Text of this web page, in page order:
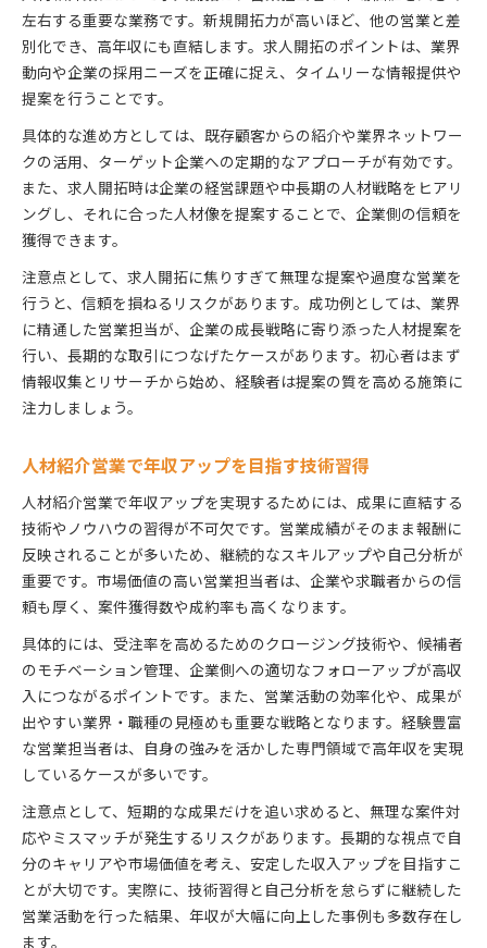
左右する重要な業務です。新規開拓力が高いほど、他の営業と差
別化でき、高年収にも直結します。求人開拓のポイントは、業界
動向や企業の採用ニーズを正確に捉え、タイムリーな情報提供や
提案を行うことです。
具体的な進め方としては、既存顧客からの紹介や業界ネットワー
クの活用、ターゲット企業への定期的なアプローチが有効です。
また、求人開拓時は企業の経営課題や中長期の人材戦略をヒアリ
ングし、それに合った人材像を提案することで、企業側の信頼を
獲得できます。
注意点として、求人開拓に焦りすぎて無理な提案や過度な営業を
行うと、信頼を損ねるリスクがあります。成功例としては、業界
に精通した営業担当が、企業の成長戦略に寄り添った人材提案を
行い、長期的な取引につなげたケースがあります。初心者はまず
情報収集とリサーチから始め、経験者は提案の質を高める施策に
注力しましょう。
人材紹介営業で年収アップを目指す技術習得
人材紹介営業で年収アップを実現するためには、成果に直結する
技術やノウハウの習得が不可欠です。営業成績がそのまま報酬に
反映されることが多いため、継続的なスキルアップや自己分析が
重要です。市場価値の高い営業担当者は、企業や求職者からの信
頼も厚く、案件獲得数や成約率も高くなります。
具体的には、受注率を高めるためのクロージング技術や、候補者
のモチベーション管理、企業側への適切なフォローアップが高収
入につながるポイントです。また、営業活動の効率化や、成果が
出やすい業界・職種の見極めも重要な戦略となります。経験豊富
な営業担当者は、自身の強みを活かした専門領域で高年収を実現
しているケースが多いです。
注意点として、短期的な成果だけを追い求めると、無理な案件対
応やミスマッチが発生するリスクがあります。長期的な視点で自
分のキャリアや市場価値を考え、安定した収入アップを目指すこ
とが大切です。実際に、技術習得と自己分析を怠らずに継続した
営業活動を行った結果、年収が大幅に向上した事例も多数存在し
ます。